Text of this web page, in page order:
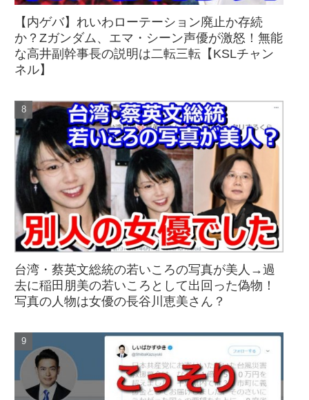
【内ゲバ】れいわローテーション廃止か存続
か？Zガンダム、エマ・シーン声優が激怒！無能
な高井副幹事長の説明は二転三転【KSLチャン
ネル】
台湾・蔡英文総統の若いころの写真が美人→過
去に稲田朋美の若いころとして出回った偽物！
写真の人物は女優の長谷川恵美さん？